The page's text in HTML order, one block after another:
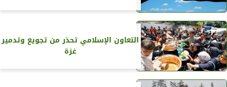
التعاون الإسلامي تحذر من تجويع وتدمير
غزة